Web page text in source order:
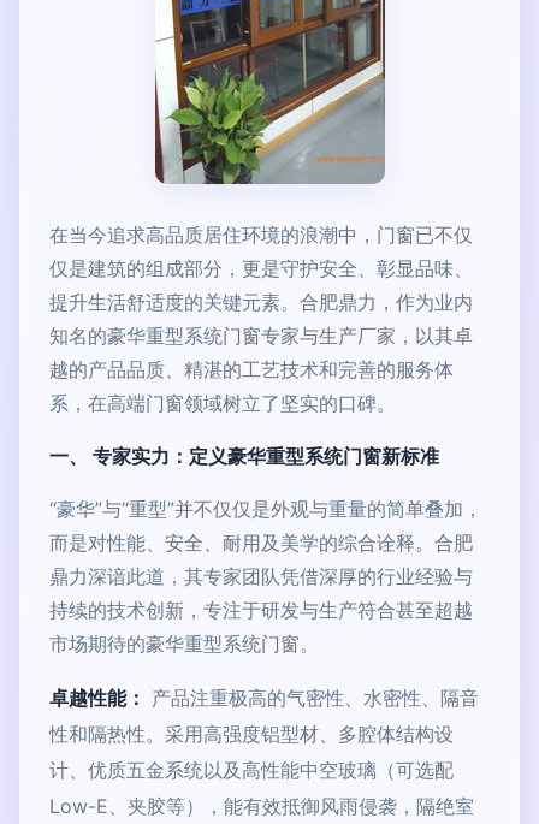
在当今追求高品质居住环境的浪潮中，门窗已不仅
仅是建筑的组成部分，更是守护安全、彰显品味、
提升生活舒适度的关键元素。合肥鼎力，作为业内
知名的豪华重型系统门窗专家与生产厂家，以其卓
越的产品品质、精湛的工艺技术和完善的服务体
系，在高端门窗领域树立了坚实的口碑。
一、 专家实力：定义豪华重型系统门窗新标准
“豪华”与“重型”并不仅仅是外观与重量的简单叠加，
而是对性能、安全、耐用及美学的综合诠释。合肥
鼎力深谙此道，其专家团队凭借深厚的行业经验与
持续的技术创新，专注于研发与生产符合甚至超越
市场期待的豪华重型系统门窗。
卓越性能： 产品注重极高的气密性、水密性、隔音
性和隔热性。采用高强度铝型材、多腔体结构设
计、优质五金系统以及高性能中空玻璃（可选配
Low-E、夹胶等），能有效抵御风雨侵袭，隔绝室